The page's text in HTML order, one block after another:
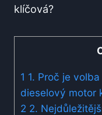
1 1. Proč je
dieselový motor
2 2.